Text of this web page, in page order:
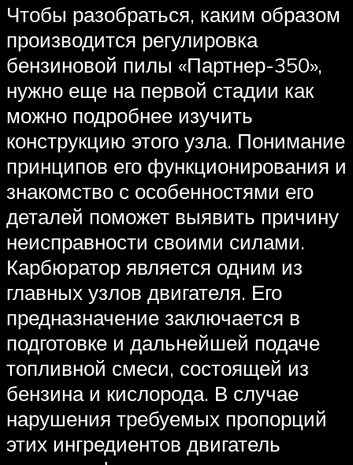
Чтобы разобраться, каким образом
производится регулировка
бензиновой пилы «Партнер-350»,
нужно еще на первой стадии как
можно подробнее изучить
конструкцию этого узла. Понимание
принципов его функционирования и
знакомство с особенностями его
деталей поможет выявить причину
неисправности своими силами.
Карбюратор является одним из
главных узлов двигателя. Его
предназначение заключается в
подготовке и дальнейшей подаче
топливной смеси, состоящей из
бензина и кислорода. В случае
нарушения требуемых пропорций
этих ингредиентов двигатель